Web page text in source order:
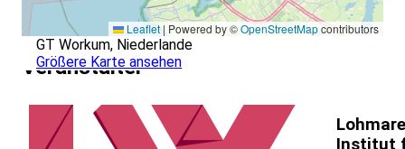
Leaflet | Powered by ©OpenStreetMapcontributors
GT Workum, Niederlande
Größere Karte ansehen
Veranstalter
Institut